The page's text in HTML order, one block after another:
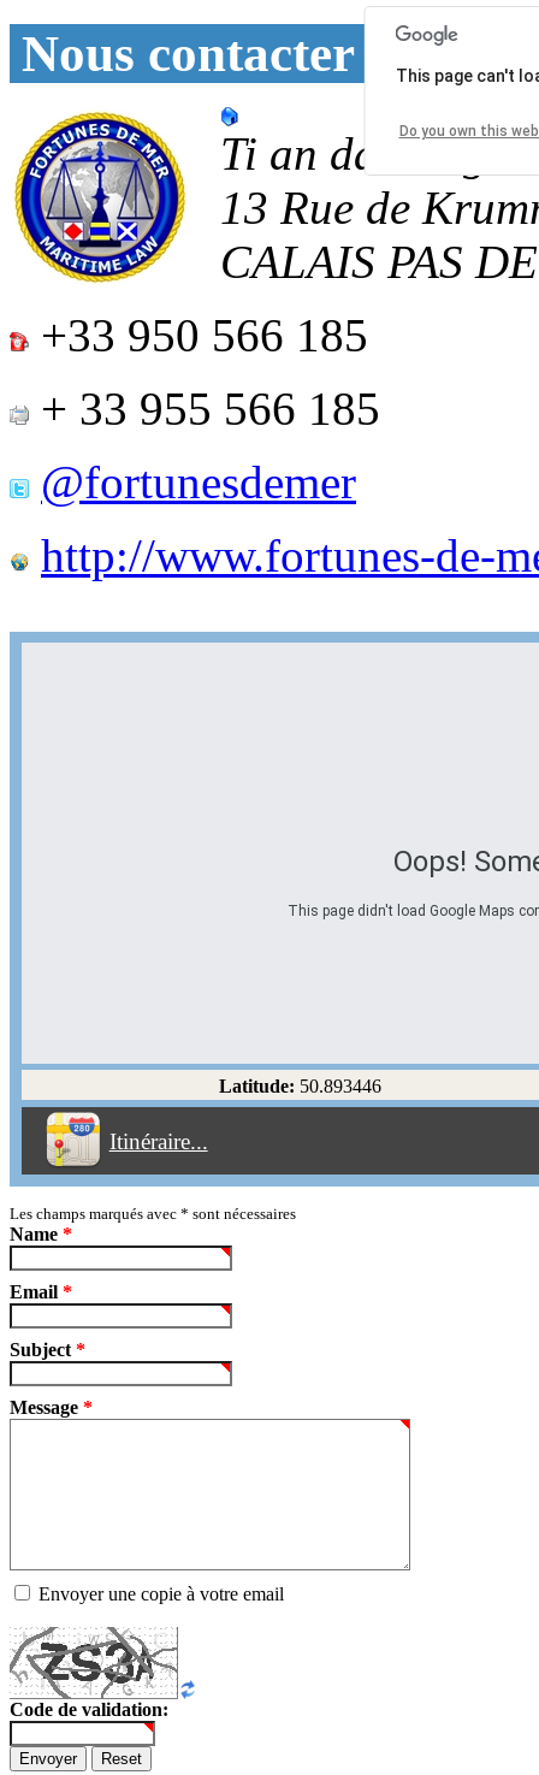
Nous contacter
Ti an
13 Rue de
CALAIS PAS
+33 950 566 185
+ 33 955 566 185
@fortunesdemer
http://www.fortunes-de-
Oops!
This page didn't load Google Maps
This page can't
Do you own this
Latitude: 50.893446
Itinéraire...
Éviter les autoroutes
Éviter les péages
Partir! Reset
Les champs marqués avec * sont nécessaires
Name *
Email *
Subject *
Message *
Envoyer une copie à votre email
Code de validation:
Envoyer Reset